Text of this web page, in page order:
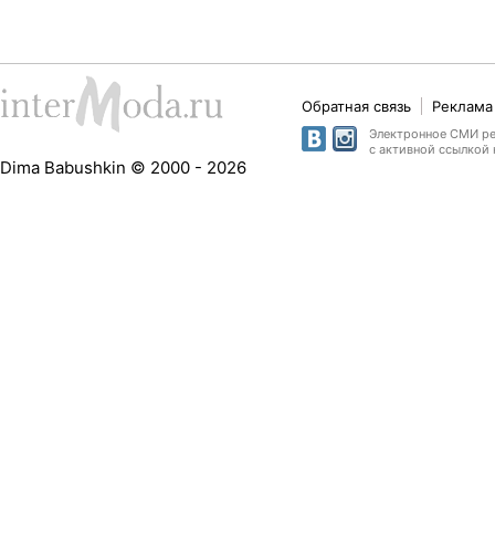
Dima Babushkin © 2000 - 2026
Обратная связь
Электронное СМИ
с активной ссылкой